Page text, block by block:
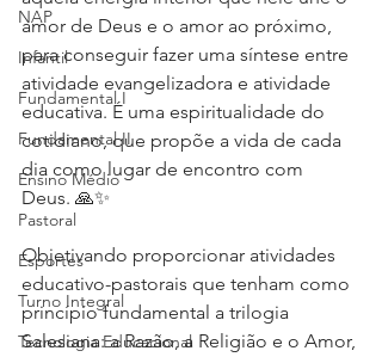
NAP
Infantil
Fundamental I
Fundamental II
Ensino Médio
Pastoral
Esportes
Turno Integral
Tecnologia Educacional
amor de Deus e o amor ao próximo,
para conseguir fazer uma síntese entre
atividade evangelizadora e atividade
educativa. É uma espiritualidade do
cotidiano, que propõe a vida de cada
dia como lugar de encontro com
Deus. 🙏✨
Objetivando proporcionar atividades
educativo-pastorais que tenham como
princípio fundamental a trilogia
Salesiana: a Razão, a Religião e o Amor,